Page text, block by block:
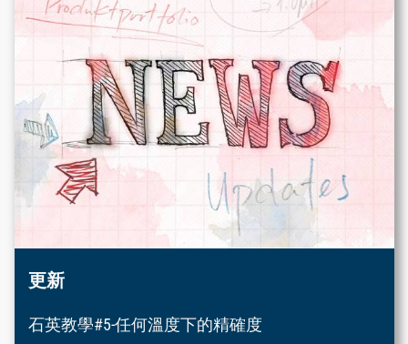
更新
石英教學#5-任何溫度下的精確度